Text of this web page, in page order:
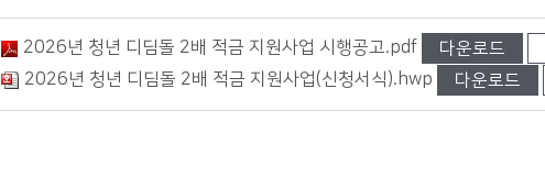
2026년 청년 디딤돌 2배 적금 지원사업 시행공고.pdf 다운로드
2026년 청년 디딤돌 2배 적금 지원사업(신청서식).hwp
다운로드